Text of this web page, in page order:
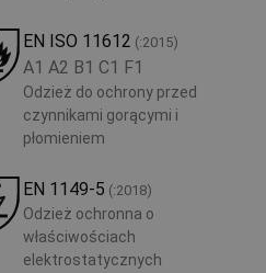
EN ISO 11612 (:2015)
A1 A2 B1 C1 F1
Odzież do ochrony przed
czynnikami gorącymi i
płomieniem
EN 1149-5 (:2018)
Odzież ochronna o
właściwościach
elektrostatycznych